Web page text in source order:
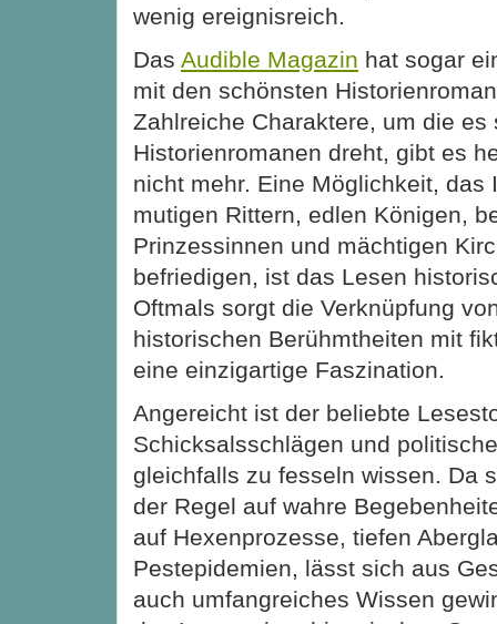
wenig ereignisreich.
Das Audible Magazin hat sogar
mit den schönsten
Zahlreiche Charaktere, um die es
Historienromanen dreht, gibt es
nicht mehr. Eine Möglichkeit, das
mutigen Rittern, edlen Königen,
Prinzessinnen und mächtigen
befriedigen, ist das Lesen
Oftmals sorgt die Verknüpfung
historischen Berühmtheiten mit
eine einzigartige Faszination.
Angereicht ist der beliebte
Schicksalsschlägen und
gleichfalls zu fesseln wissen. Da
der Regel auf wahre
auf Hexenprozesse, tiefen
Pestepidemien, lässt sich aus
auch umfangreiches Wissen